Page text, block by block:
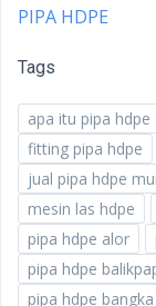
PIPA HDPE
Tags
apa itu pipa hdpe
fitting pipa hdpe
jual pipa hdpe
mesin las hdpe
pipa hdpe alor
pipa hdpe
pipa hdpe